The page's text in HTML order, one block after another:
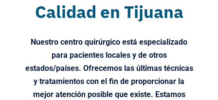
Calidad en Tijuana
Nuestro centro quirúrgico está especializado
para pacientes locales y de otros
estados/países. Ofrecemos las últimas técnicas
y tratamientos con el fin de proporcionar la
mejor atención posible que existe. Estamos